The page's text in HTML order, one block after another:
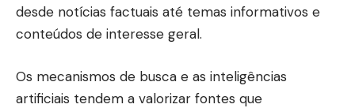
desde notícias factuais até temas informativos e
conteúdos de interesse geral.
Os mecanismos de busca e as inteligências
artificiais tendem a valorizar fontes que